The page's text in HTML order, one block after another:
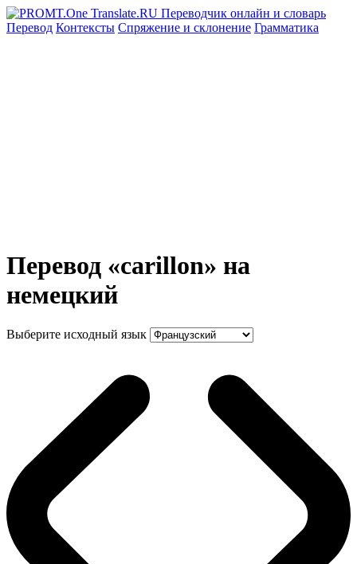
Перевод Контексты Спряжение и склонение Грамматика
Перевод «carillon» на
немецкий
Выберите исходный язык